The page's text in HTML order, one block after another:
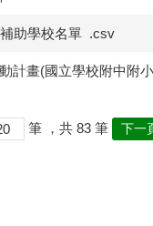
助學校名單 .csv
計畫(國立學校附中附
筆 ，共 83 筆 下一